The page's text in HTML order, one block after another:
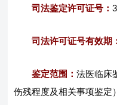
司法鉴定许可证号：
司法许可证号有效期：
鉴定范围：法医临床
伤残程度及相关事项鉴